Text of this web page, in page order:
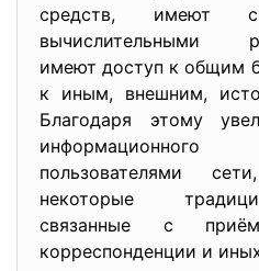
средств, имеют
вычислительными
имеют доступ к общим
к иным, внешним,
Благодаря этому
пользователями
некоторые
связанные с
корреспонденции и